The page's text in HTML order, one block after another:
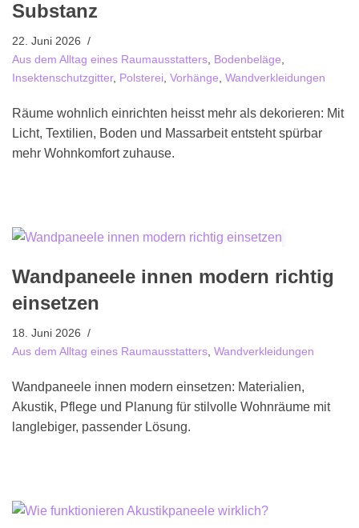
Substanz
22. Juni 2026
Aus dem Alltag eines Raumausstatters Bodenbeläge
Insektenschutzgitter, Polsterei Vorhänge Wandverkleidungen
Räume wohnlich einrichten heisst mehr als dekorieren: Mit
Licht, Textilien, Boden und Massarbeit entsteht spürbar
mehr Wohnkomfort zuhause.
Wandpaneele innen modern richtig
einsetzen
18. Juni 2026
Aus dem Alltag eines Raumausstatters Wandverkleidungen
Wandpaneele innen modern einsetzen: Materialien,
Akustik, Pflege und Planung für stilvolle Wohnräume mit
langlebiger, passender Lösung.